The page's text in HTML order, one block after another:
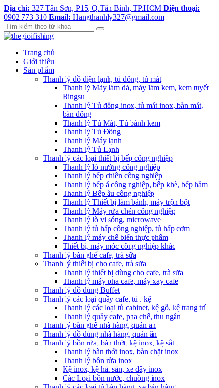
Địa chỉ: 327 Tân Sơn, P15, Q.Tân Bình, TP.HCM Điện thoại:
0902 773 310 Email: Hangthanhly327@gmail.com
Trang chủ
Giới thiệu
Sản phẩm
Thanh lý đồ điện lạnh, tủ đông, tủ mát
Thanh lý Máy làm đá, máy làm kem, kem tuyết
Bingsu
Thanh lý Tủ đông inox, tủ mát inox, bàn mát,
bàn đông
Thanh lý Tủ Mát, Tủ bánh kem
Thanh lý Tủ Đông
Thanh lý Máy lạnh
Thanh lý Tủ Lạnh
Thanh lý các loại thiết bị bếp công nghiệp
Thanh lý lò nướng công nghiệp
Thanh lý bếp chiên công nghiệp
Thanh lý bếp á công nghiệp, bếp khè, bếp hầm
Thanh lý Bếp âu công nghiệp
Thanh lý Thiết bị làm bánh, máy trộn bột
Thanh lý Máy rửa chén công nghiệp
Thanh lý lò vi sóng, microwave
Thanh lý tủ hấp công nghiệp, tủ hấp cơm
Thanh lý máy chế biến thực phẩm
Thiết bị, máy móc công nghiệp khác
Thanh lý bàn ghế cafe, trà sữa
Thanh lý thiết bị cho cafe, trà sữa
Thanh lý thiết bị dùng cho cafe, trà sữa
Thanh lý máy pha cafe, máy xay cafe
Thanh lý đồ dùng Buffet
Thanh lý các loại quầy cafe, tủ , kệ
Thanh lý các loại tủ cabinet, kệ gỗ, kệ trang trí
Thanh lý quầy cafe, pha chế, thu ngân
Thanh lý bàn ghế nhà hàng, quán ăn
Thanh lý đồ dùng nhà hàng, quán ăn
Thanh lý bồn rửa, bàn thớt, kệ inox, kệ sắt
Thanh lý bàn thớt inox, bàn chặt inox
Thanh lý bồn rửa inox
Kệ inox, kệ hải sản, xe đẩy inox
Các Loại bồn nước, chuồng inox